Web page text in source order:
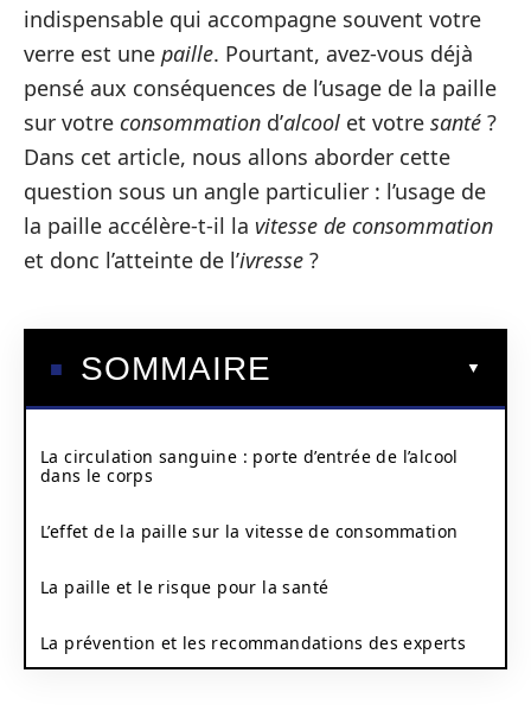
indispensable qui accompagne souvent votre
verre est une paille. Pourtant, avez-vous déjà
pensé aux conséquences de l’usage de la paille
sur votre consommation d’alcool et votre santé ?
Dans cet article, nous allons aborder cette
question sous un angle particulier : l’usage de
la paille accélère-t-il la vitesse de consommation
et donc l’atteinte de l’ivresse ?
SOMMAIRE
La circulation sanguine : porte d’entrée de l’alcool
dans le corps
L’effet de la paille sur la vitesse de consommation
La paille et le risque pour la santé
La prévention et les recommandations des experts